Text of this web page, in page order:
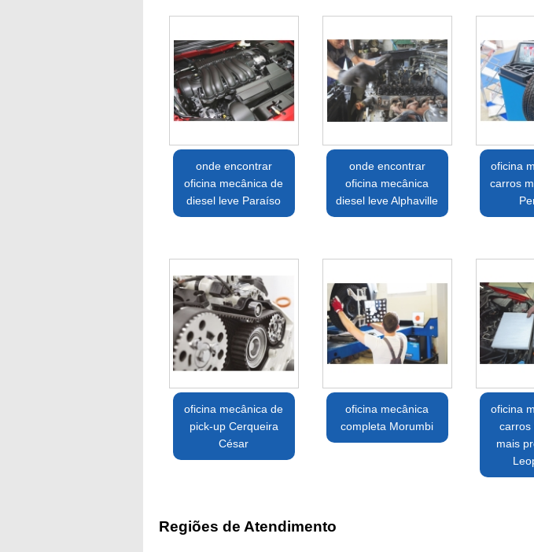
onde encontrar
oficina mecânica de
diesel leve Paraíso
onde encontrar
oficina mecânica
diesel leve Alphaville
oficina
carros
oficina mecânica de
pick-up Cerqueira
César
oficina mecânica
completa Morumbi
oficina
carros
mais
Regiões de Atendimento